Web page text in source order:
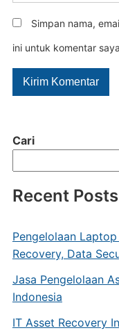
Cari
Recent Posts
Pengelolaan Laptop
Recovery, Data
Jasa Pengelolaan
Indonesia
IT Asset Recovery
Simpan nama,
ini untuk komentar